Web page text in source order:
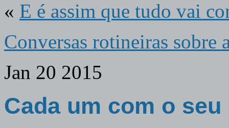
« E é assim que tudo vai
Conversas rotineiras sobre
Jan 20 2015
Cada um com o seu